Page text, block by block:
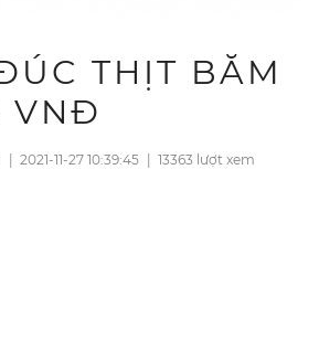
THỊT BĂM
VNĐ
| 2021-11-27 10:39:45 | 13363 lượt xem